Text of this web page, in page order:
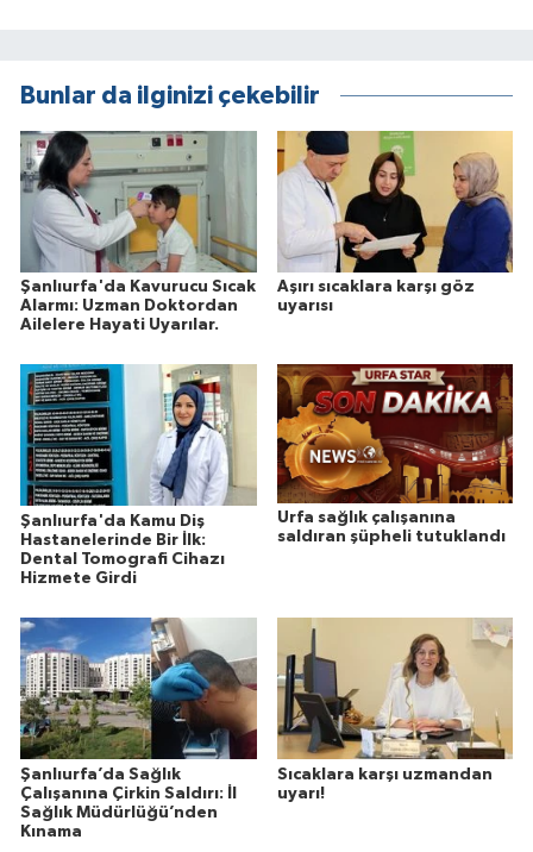
Bunlar da ilginizi çekebilir
Şanlıurfa'da Kavurucu Sıcak
Alarmı: Uzman Doktordan
Ailelere Hayati Uyarılar.
Aşırı sıcaklara karşı göz
uyarısı
Şanlıurfa'da Kamu Diş
Hastanelerinde Bir İlk:
Dental Tomografi Cihazı
Hizmete Girdi
Urfa sağlık çalışanına
saldıran şüpheli tutuklandı
Şanlıurfa’da Sağlık
Çalışanına Çirkin Saldırı: İl
Sağlık Müdürlüğü’nden
Kınama
Sıcaklara karşı uzmandan
uyarı!